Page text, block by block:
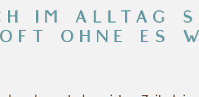
IM ALLTAG
OFT OHNE ES